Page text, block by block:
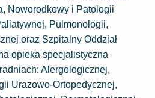
Noworodkowy i Patologii
Pulmonologii,
oraz Szpitalny Oddział
opieka specjalistyczna
Alergologicznej,
Urazowo-Ortopedycznej,